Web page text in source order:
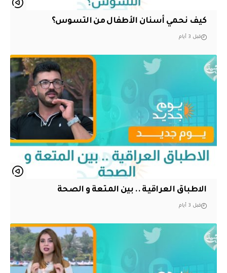
كيف نحمي أسنان الأطفال من التسوس؟
قبل 3 أيام
الاطباق العراقية .. بين المتعة و الصحة
قبل 3 أيام